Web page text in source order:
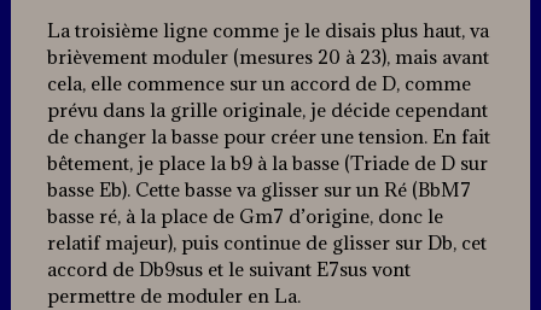
La troisième ligne comme je le disais plus haut, va
brièvement moduler (mesures 20 à 23), mais avant
cela, elle commence sur un accord de D, comme
prévu dans la grille originale, je décide cependant
de changer la basse pour créer une tension. En fait
bêtement, je place la b9 à la basse (Triade de D sur
basse Eb). Cette basse va glisser sur un Ré (BbM7
basse ré, à la place de Gm7 d’origine, donc le
relatif majeur), puis continue de glisser sur Db, cet
accord de Db9sus et le suivant E7sus vont
permettre de moduler en La.